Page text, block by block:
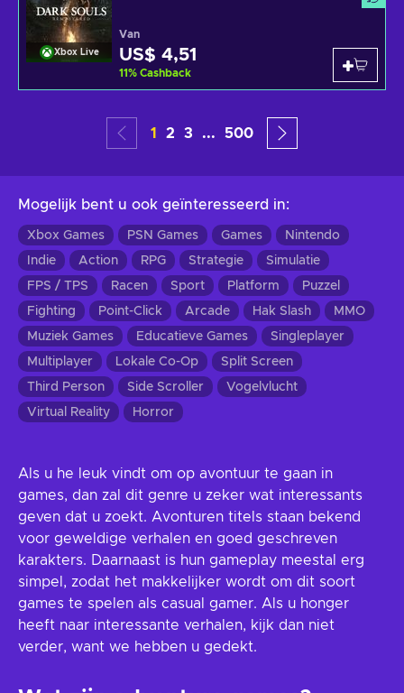
Xbox Live
Van
US$ 4,51
11% Cashback
1 2 3 ... 500
Mogelijk bent u ook geïnteresseerd in:
Xbox Games PSN Games Games
Nintendo
Indie
Action RPG Strategie
Simulatie
FPS / TPS
Racen Sport Platform
Puzzel
Fighting
Point-Click Arcade Hak Slash
MMO
Muziek Games
Educatieve Games
Singleplayer
Multiplayer
Lokale Co-Op
Split Screen
Third Person
Side Scroller
Vogelvlucht
Virtual Reality
Horror
Als u he leuk vindt om op avontuur te gaan in
games, dan zal dit genre u zeker wat interessants
geven dat u zoekt. Avonturen titels staan bekend
voor geweldige verhalen en goed geschreven
karakters. Daarnaast is hun gameplay meestal erg
simpel, zodat het makkelijker wordt om dit soort
games te spelen als casual gamer. Als u honger
heeft naar interessante verhalen, kijk dan niet
verder, want we hebben u gedekt.